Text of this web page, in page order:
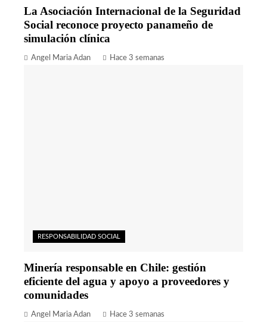
La Asociación Internacional de la Seguridad
Social reconoce proyecto panameño de
simulación clínica
Angel Maria Adan Hace 3 semanas
RESPONSABILIDAD SOCIAL
Minería responsable en Chile: gestión
eficiente del agua y apoyo a proveedores y
comunidades
Angel Maria Adan Hace 3 semanas